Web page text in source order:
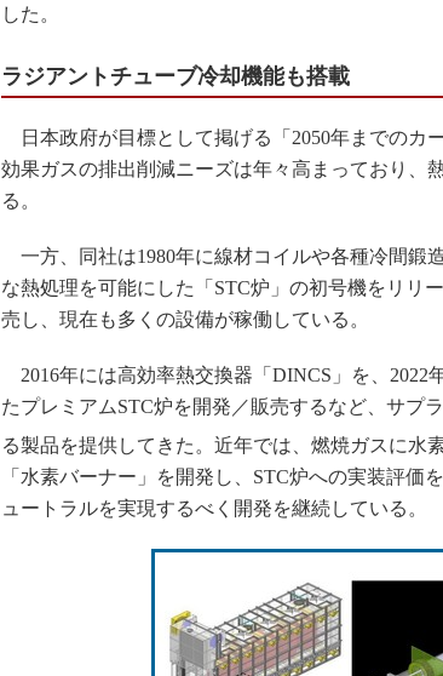
した。
ラジアントチューブ冷却機能も搭載
日本政府が目標として掲げる「2050年までのカ
効果ガスの排出削減ニーズは年々高まっており、
る。
一方、同社は1980年に線材コイルや各種冷間鍛
な熱処理を可能にした「STC炉」の初号機をリリ
売し、現在も多くの設備が稼働している。
2016年には高効率熱交換器「DINCS」を、2022
たプレミアムSTC炉を開発／販売するなど、サプ
る製品を提供してきた。近年では、燃焼ガスに水
「水素バーナー」を開発し、STC炉への実装評価
ュートラルを実現するべく開発を継続している。